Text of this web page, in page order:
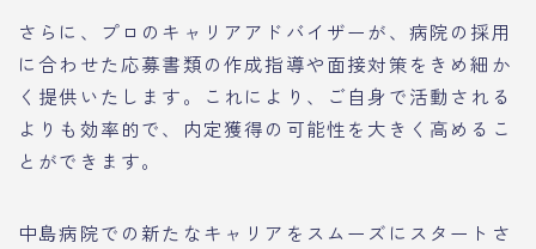
さらに、プロのキャリアアドバイザーが、病院の採用
に合わせた応募書類の作成指導や面接対策をきめ細か
く提供いたします。これにより、ご自身で活動される
よりも効率的で、内定獲得の可能性を大きく高めるこ
とができます。
中島病院での新たなキャリアをスムーズにスタートさ